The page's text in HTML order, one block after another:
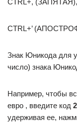
CTRL+’
Знак Юникода для
число) знака
Например, чтобы
евро , введите код
удерживая ее,